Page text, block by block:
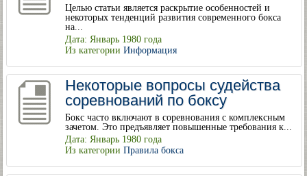
Целью статьи является раскрытие особенностей и
некоторых тенденций развития современного бокса
на...
Дата: Январь 1980 года
Из категории Информация
Некоторые вопросы судейства
соревнований по боксу
Бокс часто включают в соревнования с комплексным
зачетом. Это предъявляет повышенные требования к...
Дата: Январь 1980 года
Из категории Правила бокса